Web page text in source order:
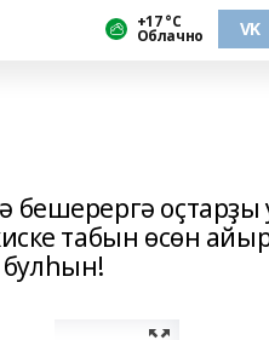
+17 °С
Облачно VK
бешерергә оҫтарҙы
табын өсөн